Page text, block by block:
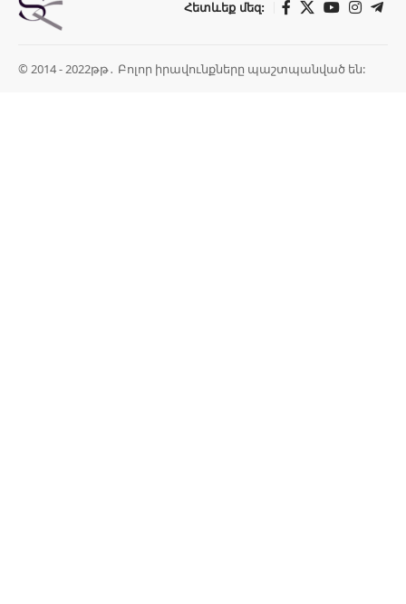
Հետևեք մեզ:
© 2014 - 2022թթ․ Բոլոր իրավունքները պաշտպանված են: